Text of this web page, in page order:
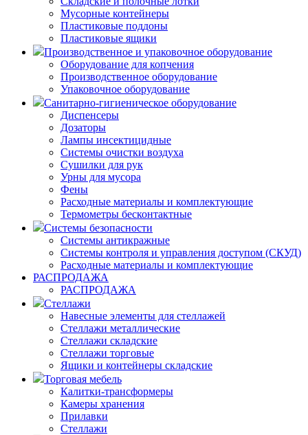
Мусорные контейнеры
Пластиковые поддоны
Пластиковые ящики
Производственное и упаковочное оборудование
Оборудование для копчения
Производственное оборудование
Упаковочное оборудование
Санитарно-гигиеническое оборудование
Диспенсеры
Дозаторы
Лампы инсектицидные
Системы очистки воздуха
Сушилки для рук
Урны для мусора
Фены
Расходные материалы и комплектующие
Термометры бесконтактные
Системы безопасности
Системы антикражные
Системы контроля и управления доступом (СКУД)
Расходные материалы и комплектующие
РАСПРОДАЖА
РАСПРОДАЖА
Стеллажи
Навесные элементы для стеллажей
Стеллажи металлические
Стеллажи складские
Стеллажи торговые
Ящики и контейнеры складские
Торговая мебель
Калитки-трансформеры
Камеры хранения
Прилавки
Стеллажи